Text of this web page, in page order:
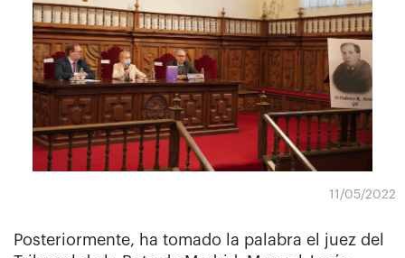
11/05/2022
Posteriormente, ha tomado la palabra el juez del